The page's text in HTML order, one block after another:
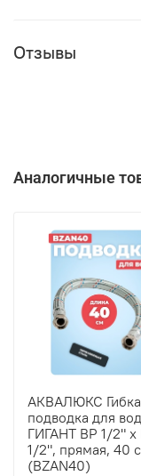
Отзывы
Аналогичные
АКВАЛЮКС
подводка для
ГИГАНТ ВР 1/2" х
1/2", прямая, 40
(BZAN40)